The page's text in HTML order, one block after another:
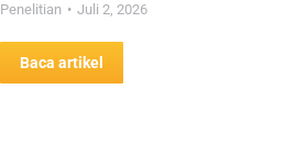
Penelitian Juli 2, 2026
Baca artikel